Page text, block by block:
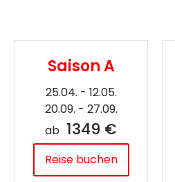
Saison A
25.04. - 12.05.
20.09. - 27.09.
ab 1349 €
Reise buchen